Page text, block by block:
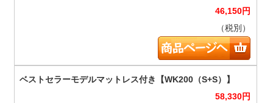
46,150円
（税別）
58,330円